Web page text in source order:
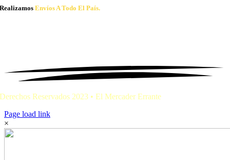
RealizamosEnvíos A Todo El País.
Derechos Reservados 2023 • El Mercader Errante
Page load link
×